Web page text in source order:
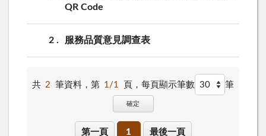
QR Code
2 服務品質意見調查表
共 2 筆資料，第 1/1 頁， 每頁顯示筆數 筆
確定
第一頁 1 最後一頁